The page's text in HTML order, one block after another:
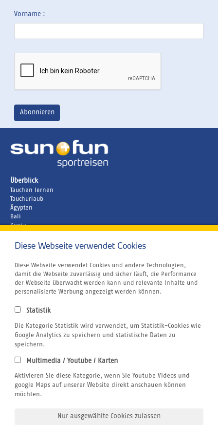
Vorname :
Überblick
Tauchen lernen
Tauchurlaub
Ägypten
Bali
Kenia
Unternehmen
Airline Blacklist
Centrum für Reisemedizin
Bildnachweis
Gutschein
Klimabewusst Reisen
Reiseversicherung
Windsurfen
Wingfoilen
Wingfoilen
Rechtliches
AGB
Datenschutz
Diese Webseite verwendet Cookies
Diese Webseite verwendet Cookies und andere Technologien,
damit die Webseite zuverlässig und sicher läuft, die Performance
der Webseite überwacht werden kann und relevante Inhalte und
personalisierte Werbung angezeigt werden können.
Statistik
Die Kategorie Statistik wird verwendet, um Statistik-Cookies wie
Google Analytics zu speichern und statistische Daten zu
speichern.
Multimedia / Youtube / Karten
Aktivieren Sie diese Kategorie, wenn Sie Youtube Videos und
google Maps auf unserer Website direkt anschauen können
möchten.
Nur ausgewählte Cookies zulassen